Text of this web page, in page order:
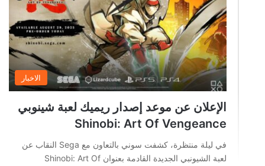
الاخبار
الإعلان عن موعد إصدار ريميك لعبة شينوبي
Shinobi: Art Of Vengeance
في ليلة منتظرة، كشفت سوني بالتعاون مع Sega النقاب عن
لعبة الشيونبي الجديدة القادمة بعنوان Shinobi: Art Of